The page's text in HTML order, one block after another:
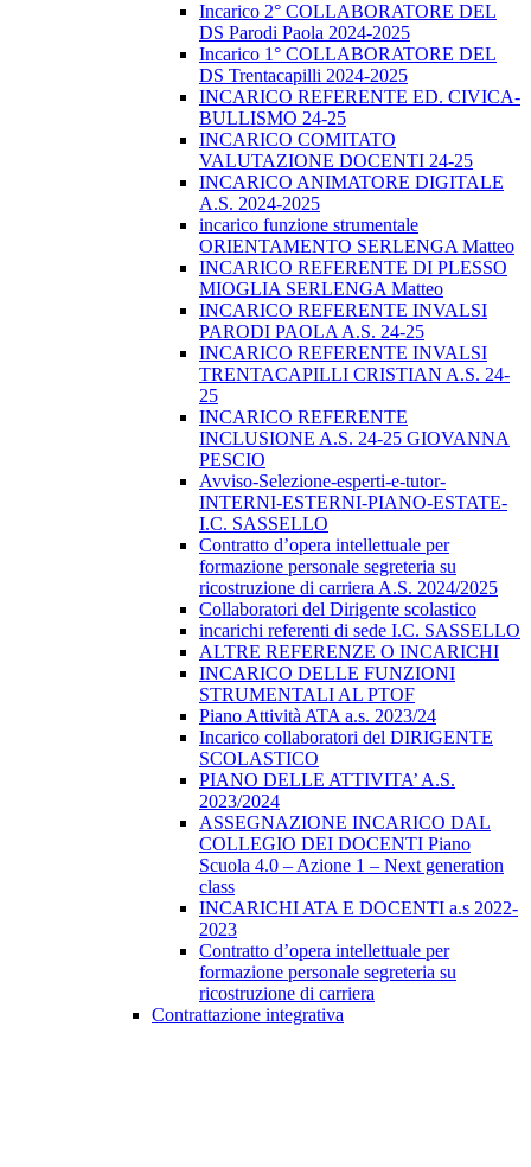
Incarico 2° COLLABORATORE DEL
DS Parodi Paola 2024-2025
Incarico 1° COLLABORATORE DEL
DS Trentacapilli 2024-2025
INCARICO REFERENTE ED. CIVICA-
BULLISMO 24-25
INCARICO COMITATO
VALUTAZIONE DOCENTI 24-25
INCARICO ANIMATORE DIGITALE
A.S. 2024-2025
incarico funzione strumentale
ORIENTAMENTO SERLENGA Matteo
INCARICO REFERENTE DI PLESSO
MIOGLIA SERLENGA Matteo
INCARICO REFERENTE INVALSI
PARODI PAOLA A.S. 24-25
INCARICO REFERENTE INVALSI
TRENTACAPILLI CRISTIAN A.S. 24-
25
INCARICO REFERENTE
INCLUSIONE A.S. 24-25 GIOVANNA
PESCIO
Avviso-Selezione-esperti-e-tutor-
INTERNI-ESTERNI-PIANO-ESTATE-
I.C. SASSELLO
Contratto d’opera intellettuale per
formazione personale segreteria su
ricostruzione di carriera A.S. 2024/2025
Collaboratori del Dirigente scolastico
incarichi referenti di sede I.C. SASSELLO
ALTRE REFERENZE O INCARICHI
INCARICO DELLE FUNZIONI
STRUMENTALI AL PTOF
Piano Attività ATA a.s. 2023/24
Incarico collaboratori del DIRIGENTE
SCOLASTICO
PIANO DELLE ATTIVITA’ A.S.
2023/2024
ASSEGNAZIONE INCARICO DAL
COLLEGIO DEI DOCENTI Piano
Scuola 4.0 – Azione 1 – Next generation
class
INCARICHI ATA E DOCENTI a.s 2022-
2023
Contratto d’opera intellettuale per
formazione personale segreteria su
ricostruzione di carriera
Contrattazione integrativa